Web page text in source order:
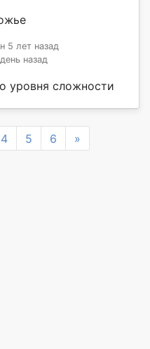
5 лет назад
назад
уровня сложности
4 5 6 »